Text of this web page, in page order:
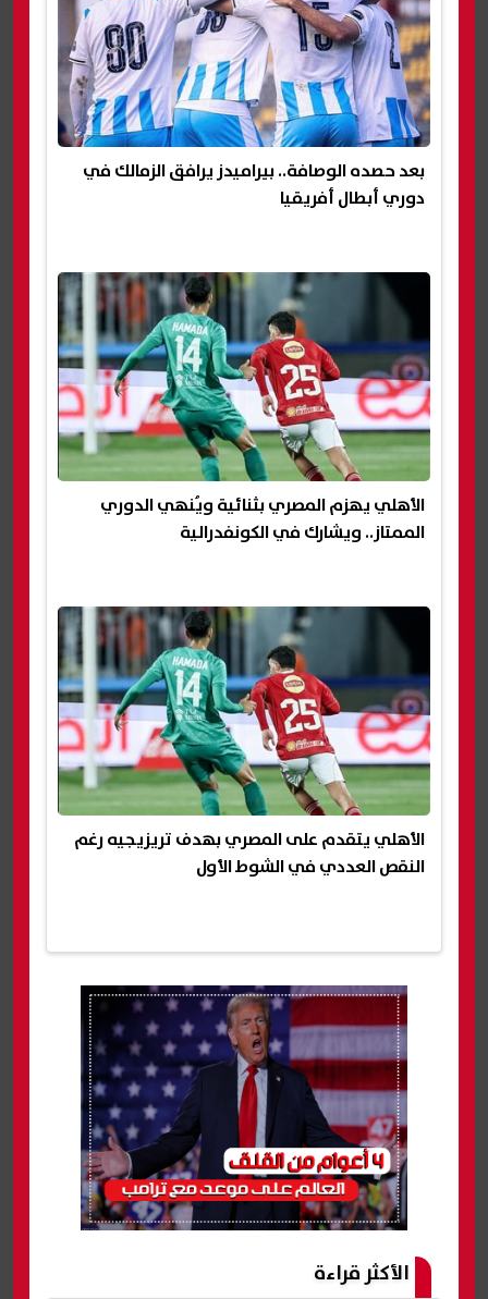
بعد حصده الوصافة.. بيراميدز يرافق الزمالك في
دوري أبطال أفريقيا
الأهلي يهزم المصري بثنائية ويُنهي الدوري
الممتاز.. ويشارك في الكونفدرالية
الأهلي يتقدم على المصري بهدف تريزيجيه رغم
النقص العددي في الشوط الأول
الأكثر قراءة